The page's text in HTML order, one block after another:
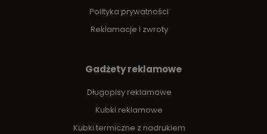
Polityka prywatności
Reklamacje i zwroty
Gadżety reklamowe
Długopisy reklamowe
Kubki reklamowe
Kubki termiczne z nadrukiem